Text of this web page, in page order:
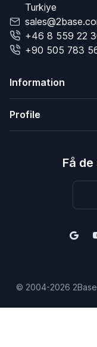
Turkiye
+46 8 559 22
+90 505 783
Information
Profile
Få
© 2004-2026